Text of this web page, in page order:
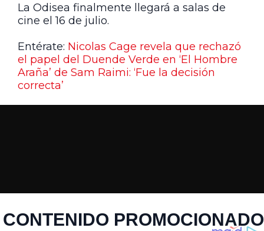
La Odisea finalmente llegará a salas de
cine el 16 de julio.
Entérate: Nicolas Cage revela que rechazó
el papel del Duende Verde en ‘El Hombre
Araña’ de Sam Raimi: ‘Fue la decisión
correcta’